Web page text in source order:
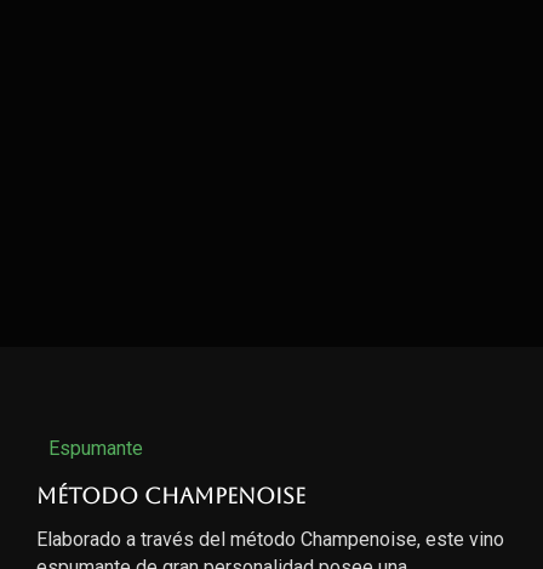
Espumante
Método Champenoise
Elaborado a través del método Champenoise, este vino